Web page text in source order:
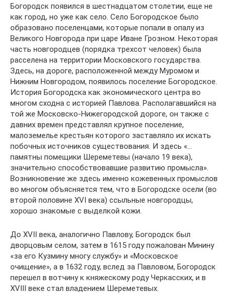
Богородск появился в шестнадцатом столетии, еще не
как город, но уже как село. Село Богородское было
образовано поселенцами, которые попали в опалу из
Великого Новгорода при царе Иване Грозном. Некоторая
часть новгородцев (порядка трехсот человек) была
расселена на территории Московского государства.
Здесь, на дороге, расположенной между Муромом и
Нижним Новгородом, появилось поселение Богородское.
История Богородска как экономического центра во
многом сходна с историей Павлова. Располагавшийся на
той же Московско-Нижегородской дороге, он также с
давних времен представлял крупное поселение,
малоземелье крестьян которого заставляло их искать
побочных источников существования. И здесь «…
памятны помещики Шереметевы (начало 19 века),
значительно способствовавшие развитию промысла».
Возникновение же здесь именно кожевенных промыслов
во многом объясняется тем, что в Богородске осели (во
второй половине XVI века) ссыльные новгородцы,
хорошо знакомые с выделкой кожи.
До XVII века, аналогично Павлову, Богородск был
дворцовым селом, затем в 1615 году пожалован Минину
«за его Кузмину многу службу» и «Московское
очищение», а в 1632 году, вслед за Павловом, Богородск
перешел в вотчину к княжескому роду Черкасских, и в
XVIII веке стал владением Шереметевых.